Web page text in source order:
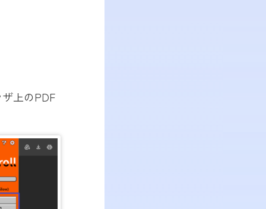
上のPDF